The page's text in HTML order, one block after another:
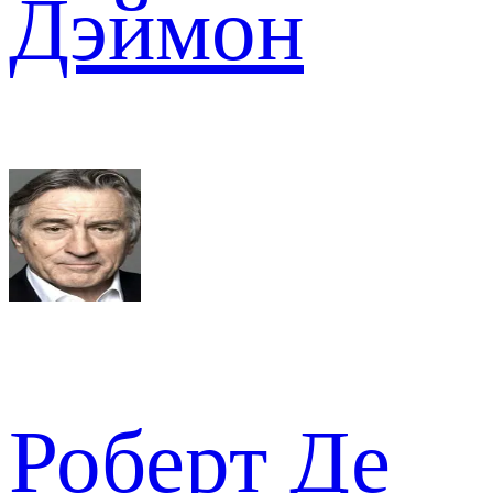
Дэймон
Роберт Де